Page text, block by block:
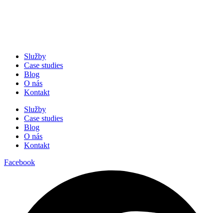
Služby
Case studies
Blog
O nás
Kontakt
Služby
Case studies
Blog
O nás
Kontakt
Facebook